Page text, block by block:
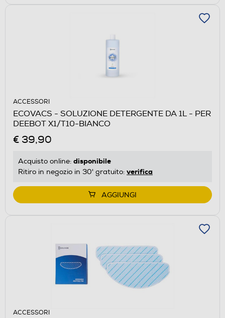
ACCESSORI
ECOVACS - SOLUZIONE DETERGENTE DA 1L - PER
DEEBOT X1/T10-BIANCO
€ 39,90
Acquisto online: disponibile
Ritiro in negozio in 30' gratuito: verifica
AGGIUNGI
ACCESSORI